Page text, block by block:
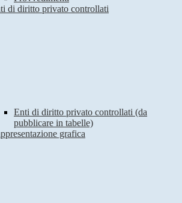
di diritto privato controllati
Enti di diritto privato controllati (da
pubblicare in tabelle)
grafica